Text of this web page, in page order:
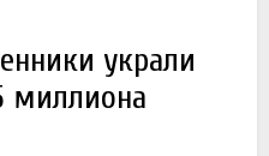
украли
миллиона